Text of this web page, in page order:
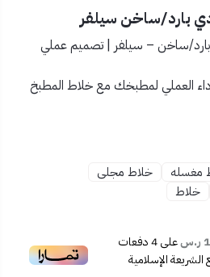
بارد/ساخن سيلفر
ساخن – سيلفر | تصميم عملي
العملي لمطبخك معخلاط المطبخ
وسهولة التركيب
لتوزيع الماء دون تناثر
مغسله
خلاط مجلى
خلاط
على4دفعات
الإسلامية